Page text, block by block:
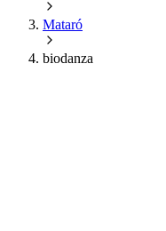
Mataró
biodanza